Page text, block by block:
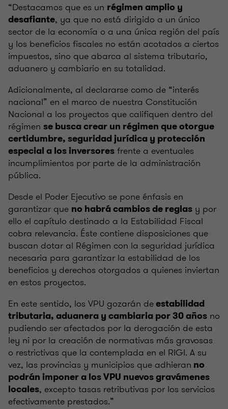
“Destacamos que es un régimen amplio y
desafiante, ya que no está dirigido a un único
sector de la economía o a una única región del país
y los beneficios fiscales no están acotados a ciertos
impuestos, sino que abarca al sistema tributario,
aduanero y cambiario en su totalidad.
Adicionalmente, al declararse como de “interés
nacional” en el marco de nuestra Constitución
Nacional a los proyectos que califiquen dentro del
régimen se busca crear un régimen que otorgue
certidumbre, seguridad jurídica y protección
especial a los inversores frente a eventuales
incumplimientos por parte de la administración
pública.
Desde el Poder Ejecutivo se pone énfasis en
garantizar que no habrá cambios de reglas y por
ello el capítulo destinado a la Estabilidad Fiscal
cobra relevancia. Éste contiene disposiciones que
buscan dotar al Régimen con la seguridad jurídica
necesaria para garantizar la estabilidad de los
beneficios y derechos otorgados a quienes inviertan
en estos proyectos.
En este sentido, los VPU gozarán deestabilidad
tributaria, aduanera y cambiaria por 30 años no
pudiendo ser afectados por la derogación de esta
ley ni por la creación de normativas más gravosas
o restrictivas que la contemplada en el RIGI. A su
vez, las provincias y municipios que adhieran no
podrán imponer a los VPU nuevos gravámenes
locales, excepto tasas retributivas por los servicios
efectivamente prestados.”